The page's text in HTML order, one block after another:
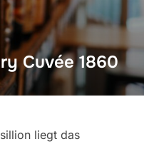
Cuvée 1860
liegt das